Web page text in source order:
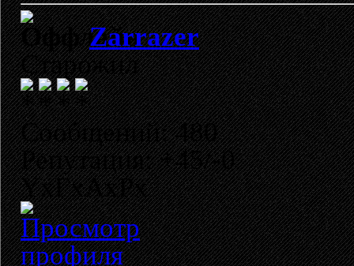
Zarrazer
Старожил
Сообщений: 480
Репутация: +45/-0
YxГхАхРх